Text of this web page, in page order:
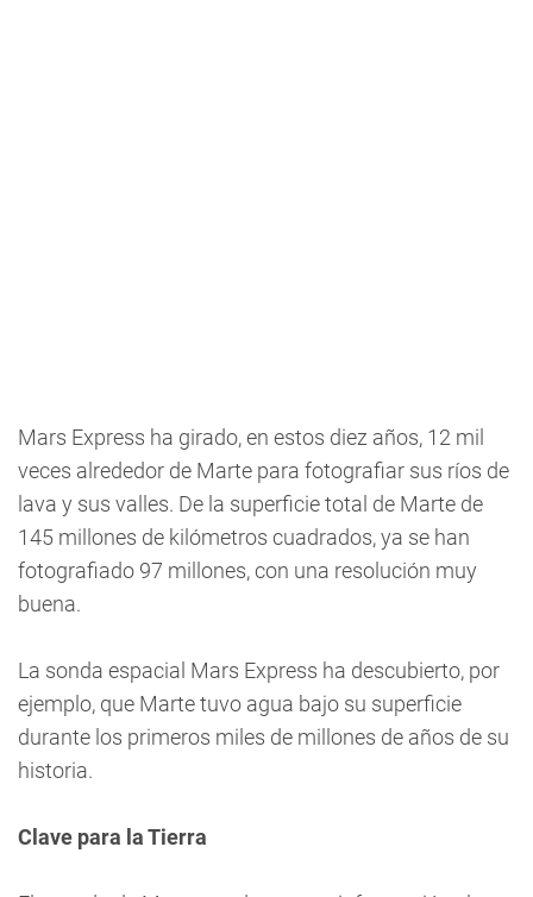
Mars Express ha girado, en estos diez años, 12 mil
veces alrededor de Marte para fotografiar sus ríos de
lava y sus valles. De la superficie total de Marte de
145 millones de kilómetros cuadrados, ya se han
fotografiado 97 millones, con una resolución muy
buena.
La sonda espacial Mars Express ha descubierto, por
ejemplo, que Marte tuvo agua bajo su superficie
durante los primeros miles de millones de años de su
historia.
Clave para la Tierra